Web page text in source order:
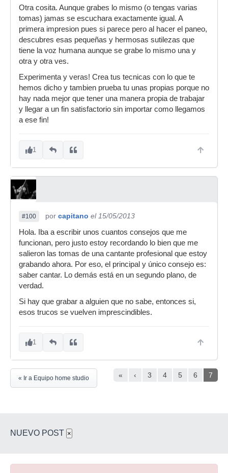
Otra cosita. Aunque grabes lo mismo (o tengas varias
tomas) jamas se escuchara exactamente igual. A
primera impresion pues si parece pero al hacer el paneo,
descubres esas pequeñas y hermosas sutilezas que
tiene la voz humana aunque se grabe lo mismo una y
otra y otra ves.
Experimenta y veras! Crea tus tecnicas con lo que te
hemos dicho y tambien prueba tu unas propias porque no
hay nada mejor que tener una manera propia de trabajar
y llegar a un fin satisfactorio sin importar como llegamos
a ese fin!
1
#100 por capitano el 15/05/2013
Hola. Iba a escribir unos cuantos consejos que me
funcionan, pero justo estoy recordando lo bien que me
salieron las tomas de una cantante profesional que estoy
grabando ahora. Por eso, el principal y único consejo es:
saber cantar. Lo demás está en un segundo plano, de
verdad.
Si hay que grabar a alguien que no sabe, entonces si,
esos trucos se vuelven imprescindibles.
1
« ‹ 3 4 5 6 7
« Ir a Equipo home studio
NUEVO POST ×